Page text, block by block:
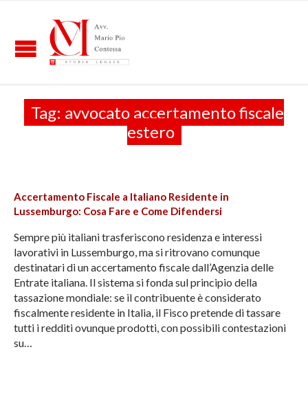
Tag: avvocato accertamento fiscale
estero
Accertamento Fiscale a Italiano Residente in
Lussemburgo: Cosa Fare e Come Difendersi
Sempre più italiani trasferiscono residenza e interessi
lavorativi in Lussemburgo, ma si ritrovano comunque
destinatari di un accertamento fiscale dall’Agenzia delle
Entrate italiana. Il sistema si fonda sul principio della
tassazione mondiale: se il contribuente è considerato
fiscalmente residente in Italia, il Fisco pretende di tassare
tutti i redditi ovunque prodotti, con possibili contestazioni
su…